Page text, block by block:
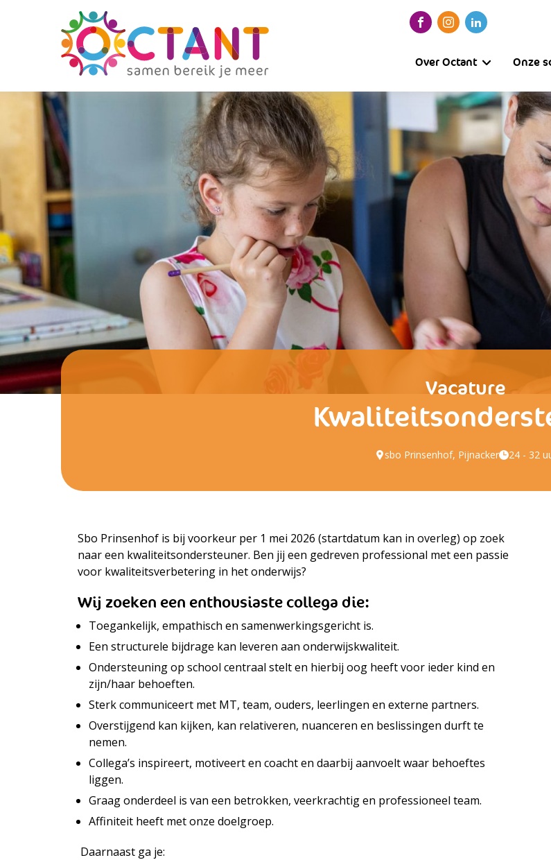
Over Octant Onze
Vacature
sbo Prinsenhof, Pijnacker 24 - 32
Sbo Prinsenhof is bij voorkeur per 1 mei 2026 (startdatum kan in overleg) op zoek
naar een kwaliteitsondersteuner. Ben jij een gedreven professional met een passie
voor kwaliteitsverbetering in het onderwijs?
Wij zoeken een enthousiaste collega die:
Toegankelijk, empathisch en samenwerkingsgericht is.
Een structurele bijdrage kan leveren aan onderwijskwaliteit.
Ondersteuning op school centraal stelt en hierbij oog heeft voor ieder kind en
zijn/haar behoeften.
Sterk communiceert met MT, team, ouders, leerlingen en externe partners.
Overstijgend kan kijken, kan relativeren, nuanceren en beslissingen durft te
nemen.
Collega’s inspireert, motiveert en coacht en daarbij aanvoelt waar behoeftes
liggen.
Graag onderdeel is van een betrokken, veerkrachtig en professioneel team.
Affiniteit heeft met onze doelgroep.
Daarnaast ga je: